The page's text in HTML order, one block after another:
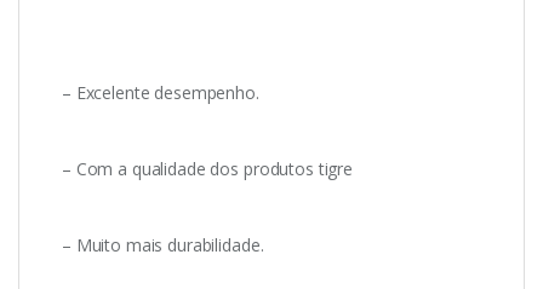
– Excelente desempenho.
– Com a qualidade dos produtos tigre
– Muito mais durabilidade.